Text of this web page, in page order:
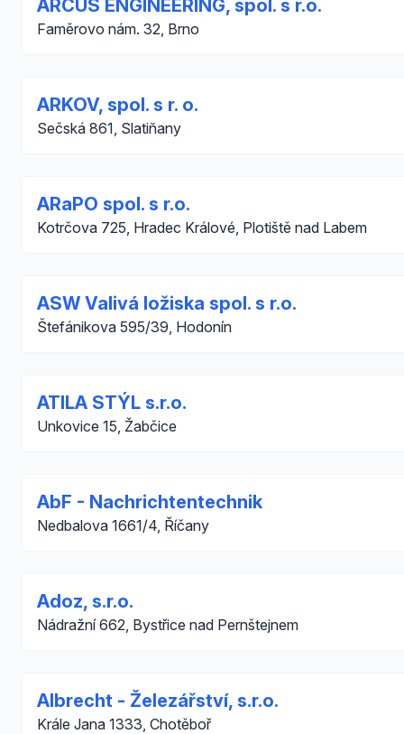
ARCUS ENGINEERING, spol. s r.o.
Faměrovo nám. 32, Brno
ARKOV, spol. s r. o.
Sečská 861, Slatiňany
ARaPO spol. s r.o.
Kotrčova 725, Hradec Králové, Plotiště nad Labem
ASW Valivá ložiska spol. s r.o.
Štefánikova 595/39, Hodonín
ATILA STÝL s.r.o.
Unkovice 15, Žabčice
AbF - Nachrichtentechnik
Nedbalova 1661/4, Říčany
Adoz, s.r.o.
Nádražní 662, Bystřice nad Pernštejnem
Albrecht - Železářství, s.r.o.
Krále Jana 1333, Chotěboř